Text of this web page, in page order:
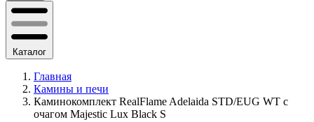
Каталог
Главная
Камины и печи
Каминокомплект RealFlame Adelaida STD/EUG WT с
очагом Majestic Lux Black S